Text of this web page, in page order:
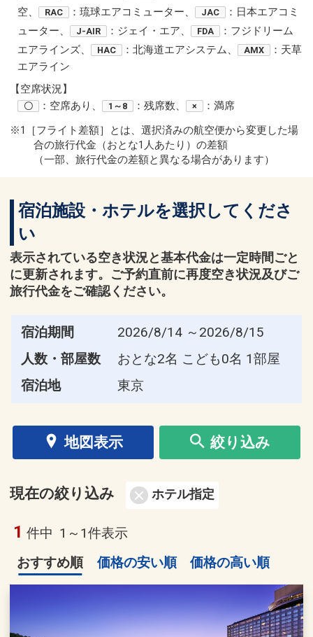
空、
RAC ：琉球エアコミューター、 JAC
：日本エアコミ
ューター、
J-AIR ：ジェイ・エア、 FDA
：フジドリーム
エアラインズ、
HAC ：北海道エアシステム、 AMX
：天草
エアライン
【空席状況】
〇 ：空席あり、 1～8 ：残席数、 ×
：満席
※1［フライト差額］とは、選択済みの航空便から変更した場
合の旅行代金（おとな1人あたり）の差額
（一部、旅行代金の差額と異なる場合があります）
宿泊施設・ホテルを選択してくださ
い
表示されている空き状況と基本代金は一定時間ごと
に更新されます。ご予約直前に再度空き状況及びご
旅行代金をご確認ください。
宿泊期間
2026/8/14 ～2026/8/15
人数・部屋数
おとな2名 こども0名 1部屋
宿泊地
東京
地図表示 絞り込み
現在の絞り込み ホテル指定
1 件中 1～1件表示
おすすめ順
価格の安い順 価格の高い順